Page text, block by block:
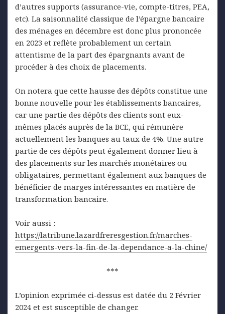
d’autres supports (assurance-vie, compte-titres, PEA,
etc). La saisonnalité classique de l’épargne bancaire
des ménages en décembre est donc plus prononcée
en 2023 et reflète probablement un certain
attentisme de la part des épargnants avant de
procéder à des choix de placements.
On notera que cette hausse des dépôts constitue une
bonne nouvelle pour les établissements bancaires,
car une partie des dépôts des clients sont eux-
mêmes placés auprès de la BCE, qui rémunère
actuellement les banques au taux de 4%. Une autre
partie de ces dépôts peut également donner lieu à
des placements sur les marchés monétaires ou
obligataires, permettant également aux banques de
bénéficier de marges intéressantes en matière de
transformation bancaire.
Voir aussi :
https://latribune.lazardfreresgestion.fr/marches-
emergents-vers-la-fin-de-la-dependance-a-la-chine/
***
L’opinion exprimée ci-dessus est datée du 2 Février
2024 et est susceptible de changer.